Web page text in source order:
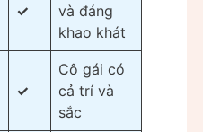
✓
và đáng
khao khát
✓
Cô gái có
cả trí và
sắc